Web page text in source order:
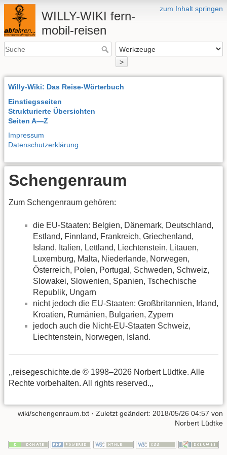
zum Inhalt springen
WILLY-WIKI fern-
mobil-reisen
>
Willy-Wiki: Das Reise-Wörterbuch
Einstiegsseiten
Strukturierte Übersichten
Seiten A—Z
Impressum
Datenschutzerklärung
Schengenraum
Zum Schengenraum gehören:
die EU-Staaten: Belgien, Dänemark, Deutschland,
Estland, Finnland, Frankreich, Griechenland,
Island, Italien, Lettland, Liechtenstein, Litauen,
Luxemburg, Malta, Niederlande, Norwegen,
Österreich, Polen, Portugal, Schweden, Schweiz,
Slowakei, Slowenien, Spanien, Tschechische
Republik, Ungarn
nicht jedoch die EU-Staaten: Großbritannien, Irland,
Kroatien, Rumänien, Bulgarien, Zypern
jedoch auch die Nicht-EU-Staaten Schweiz,
Liechtenstein, Norwegen, Island.
,,reisegeschichte.de © 1998–2026 Norbert Lüdtke. Alle
Rechte vorbehalten. All rights reserved.,,
wiki/schengenraum.txt · Zuletzt geändert: 2018/05/26 04:57 von
Norbert Lüdtke